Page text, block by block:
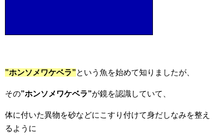
”ホンソメワケベラ”という魚を始めて知りましたが、
その”ホンソメワケベラ”が鏡を認識していて、
体に付いた異物を砂などにこすり付けて身だしなみを整え
るように